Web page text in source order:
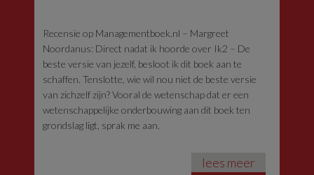
Recensie op Managementboek.nl – Margreet
Noordanus: Direct nadat ik hoorde over Ik2 – De
beste versie van jezelf, besloot ik dit boek aan te
schaffen. Tenslotte, wie wil nou niet de beste versie
van zichzelf zijn? Vooral de wetenschap dat er een
wetenschappelijke onderbouwing aan dit boek ten
grondslag ligt, sprak me aan.
lees meer